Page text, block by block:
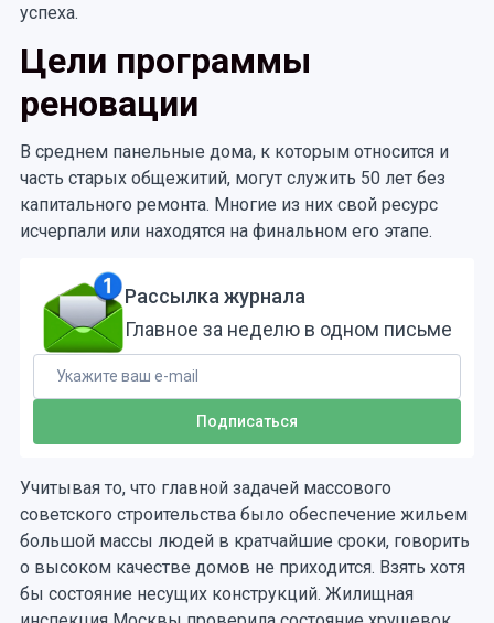
успеха.
Цели программы
реновации
В среднем панельные дома, к которым относится и
часть старых общежитий, могут служить 50 лет без
капитального ремонта. Многие из них свой ресурс
исчерпали или находятся на финальном его этапе.
Рассылка журнала
Главное за неделю в одном письме
Учитывая то, что главной задачей массового
советского строительства было обеспечение жильем
большой массы людей в кратчайшие сроки, говорить
о высоком качестве домов не приходится. Взять хотя
бы состояние несущих конструкций. Жилищная